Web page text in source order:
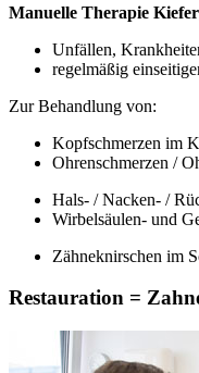
Manuelle Therapie
Unfällen,
regelmäßig
Zur Behandlung von:
Kopfschmerzen im
Ohrenschmerzen /
Hals- / Nacken- /
Wirbelsäulen- und
Zähneknirschen im
Restauration =